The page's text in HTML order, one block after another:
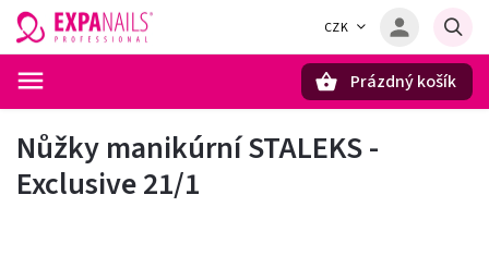
CZK
Prázdný košík
Nůžky manikúrní STALEKS -
Exclusive 21/1